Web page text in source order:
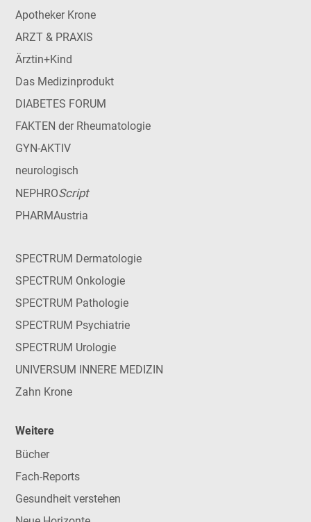
Apotheker Krone
ARZT & PRAXIS
Ärztin+Kind
Das Medizinprodukt
DIABETES FORUM
FAKTEN der Rheumatologie
GYN-AKTIV
neurologisch
NEPHROScript
PHARMAustria
SPECTRUM Dermatologie
SPECTRUM Onkologie
SPECTRUM Pathologie
SPECTRUM Psychiatrie
SPECTRUM Urologie
UNIVERSUM INNERE MEDIZIN
Zahn Krone
Weitere
Bücher
Fach-Reports
Gesundheit verstehen